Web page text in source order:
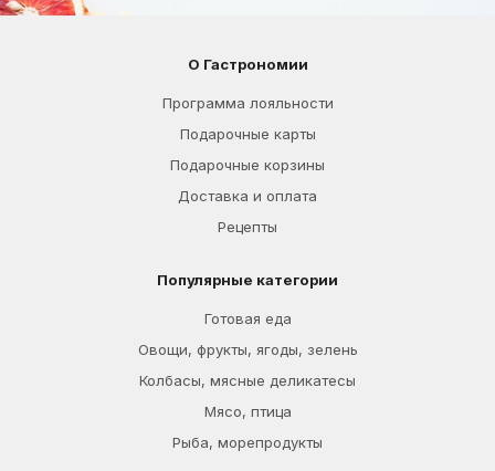
О Гастрономии
Программа лояльности
Подарочные карты
Подарочные корзины
Доставка и оплата
Рецепты
Популярные категории
Готовая еда
Овощи, фрукты, ягоды, зелень
Колбасы, мясные деликатесы
Мясо, птица
Рыба, морепродукты